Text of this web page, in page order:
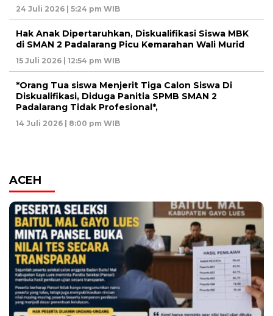
24 Juli 2026 | 5:24 pm WIB
Hak Anak Dipertaruhkan, Diskualifikasi Siswa MBK
di SMAN 2 Padalarang Picu Kemarahan Wali Murid
15 Juli 2026 | 12:54 pm WIB
*Orang Tua siswa Menjerit Tiga Calon Siswa Di
Diskualifikasi, Diduga Panitia SPMB SMAN 2
Padalarang Tidak Profesional*,
14 Juli 2026 | 8:00 pm WIB
ACEH